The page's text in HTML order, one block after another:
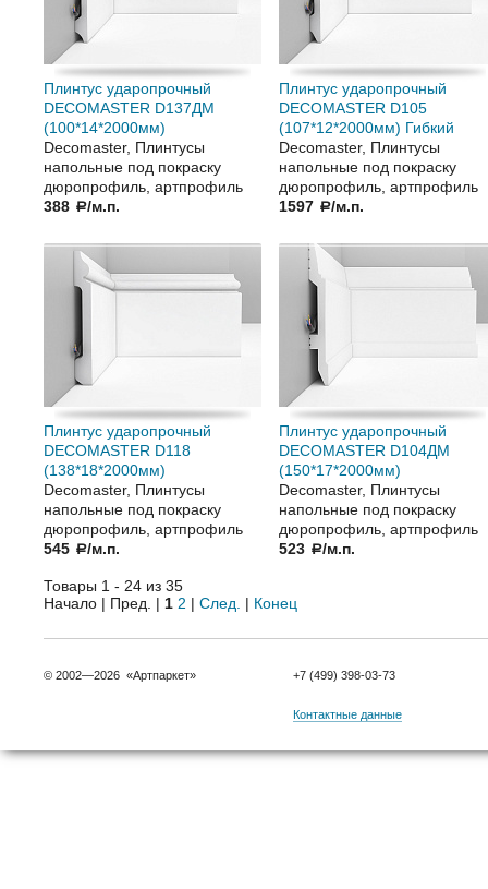
Плинтус ударопрочный
DECOMASTER D137ДМ
(100*14*2000мм)
Decomaster, Плинтусы
напольные под покраску
дюропрофиль, артпрофиль
388 a/м.п.
Плинтус ударопрочный
DECOMASTER D105
(107*12*2000мм) Гибкий
Decomaster, Плинтусы
напольные под покраску
дюропрофиль, артпрофиль
1597 a/м.п.
Плинтус ударопрочный
DECOMASTER D118
(138*18*2000мм)
Decomaster, Плинтусы
напольные под покраску
дюропрофиль, артпрофиль
545 a/м.п.
Плинтус ударопрочный
DECOMASTER D104ДМ
(150*17*2000мм)
Decomaster, Плинтусы
напольные под покраску
дюропрофиль, артпрофиль
523 a/м.п.
Товары 1 - 24 из 35
Начало | Пред. | 1 2 | След. | Конец
© 2002—2026 «Артпаркет» +7 (499) 398-03-73
Контактные данные